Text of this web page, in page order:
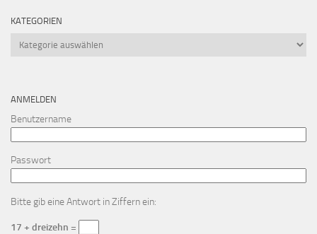
KATEGORIEN
Kategorien
ANMELDEN
Benutzername
Passwort
Bitte gib eine Antwort in Ziffern ein:
17 + dreizehn =